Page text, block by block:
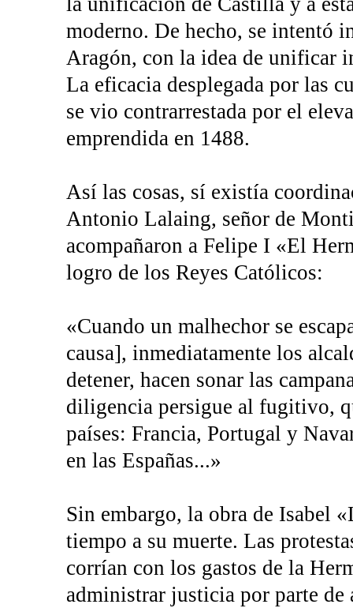
moderno. De hecho, se intentó
Aragón, con la idea de unificar
La eficacia desplegada por las
se vio contrarrestada por el
emprendida en 1488.
Así las cosas, sí existía
Antonio Lalaing, señor de
acompañaron a Felipe I «El
logro de los Reyes Católicos:
«Cuando un malhechor se
causa], inmediatamente los
detener, hacen sonar las
diligencia persigue al fugitivo,
países: Francia, Portugal y
en las Españas...»
Sin embargo, la obra de Isabel
tiempo a su muerte. Las
corrían con los gastos de la
administrar justicia por parte de